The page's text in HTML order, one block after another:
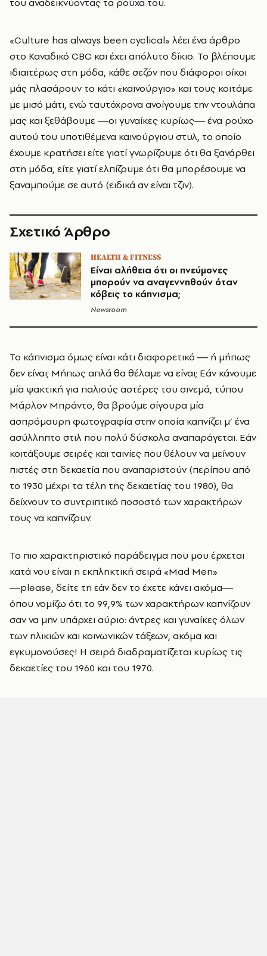
«Culture has always been cyclical» λέει ένα άρθρο
στο Καναδικό CBC και έχει απόλυτο δίκιο. Το βλέπουμε
ιδιαιτέρως στη μόδα, κάθε σεζόν που διάφοροι οίκοι
μάς πλασάρουν το κάτι «καινούργιο» και τους κοιτάμε
με μισό μάτι, ενώ ταυτόχρονα ανοίγουμε την ντουλάπα
μας και ξεθάβουμε ―οι γυναίκες κυρίως― ένα ρούχο
αυτού του υποτιθέμενα καινούργιου στυλ, το οποίο
έχουμε κρατήσει είτε γιατί γνωρίζουμε ότι θα ξανάρθει
στη μόδα, είτε γιατί ελπίζουμε ότι θα μπορέσουμε να
ξαναμπούμε σε αυτό (ειδικά αν είναι τζιν).
Σχετικό Άρθρο
HEALTH & FITNESS
Είναι αλήθεια ότι οι πνεύμονες
μπορούν να αναγεννηθούν όταν
κόβεις το κάπνισμα;
Newsroom
Το κάπνισμα όμως είναι κάτι διαφορετικό ― ή μήπως
δεν είναι; Μήπως απλά θα θέλαμε να είναι; Εάν κάνουμε
μία ψακτική για παλιούς αστέρες του σινεμά, τύπου
Μάρλον Μπράντο, θα βρούμε σίγουρα μία
ασπρόμαυρη φωτογραφία στην οποία καπνίζει μ’ ένα
ασύλληπτο στιλ που πολύ δύσκολα αναπαράγεται. Εάν
κοιτάξουμε σειρές και ταινίες που θέλουν να μείνουν
πιστές στη δεκαετία που αναπαριστούν (περίπου από
το 1930 μέχρι τα τέλη της δεκαετίας του 1980), θα
δείχνουν το συντριπτικό ποσοστό των χαρακτήρων
τους να καπνίζουν.
Το πιο χαρακτηριστικό παράδειγμα που μου έρχεται
κατά νου είναι η εκπληκτική σειρά «Mad Men»
―please, δείτε τη εάν δεν το έχετε κάνει ακόμα―
όπου νομίζω ότι το 99,9% των χαρακτήρων καπνίζουν
σαν να μην υπάρχει αύριο: άντρες και γυναίκες όλων
των ηλικιών και κοινωνικών τάξεων, ακόμα και
εγκυμονούσες! Η σειρά διαδραματίζεται κυρίως τις
δεκαετίες του 1960 και του 1970.